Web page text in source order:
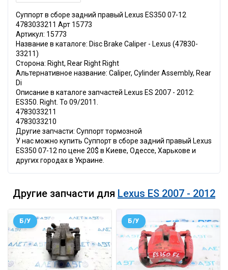
Суппорт в сборе задний правый Lexus ES350 07-12
4783033211 Арт 15773
Артикул: 15773
Название в каталоге: Disc Brake Caliper - Lexus (47830-
33211)
Сторона: Right, Rear Right Right
Альтернативное название: Caliper, Cylinder Assembly, Rear
Di
Описание в каталоге запчастей Lexus ES 2007 - 2012:
ES350. Right. To 09/2011.
4783033211
4783033210
Другие запчасти: Суппорт тормозной
У нас можно купить Суппорт в сборе задний правый Lexus
ES350 07-12 по цене 20$ в Киеве, Одессе, Харькове и
других городах в Украине.
Другие запчасти для Lexus ES 2007 - 2012
Б/У Б/У